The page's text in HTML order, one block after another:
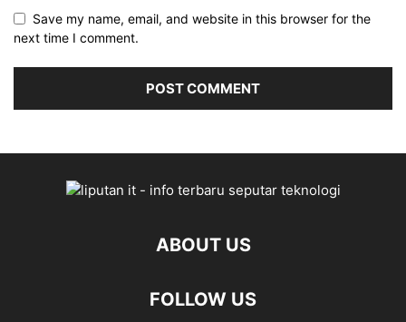
Save my name, email, and website in this browser for the
next time I comment.
ABOUT US
FOLLOW US